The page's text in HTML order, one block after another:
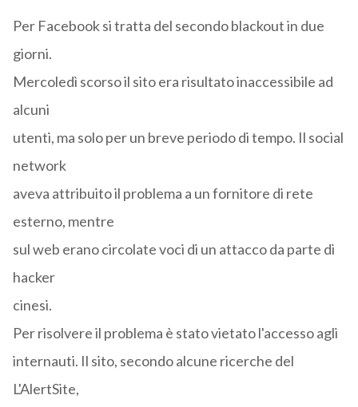
Per Facebook si tratta del secondo blackout in due
giorni.
Mercoledì scorso il sito era risultato inaccessibile ad
alcuni
utenti, ma solo per un breve periodo di tempo. Il social
network
aveva attribuito il problema a un fornitore di rete
esterno, mentre
sul web erano circolate voci di un attacco da parte di
hacker
cinesi.
Per risolvere il problema è stato vietato l'accesso agli
internauti. Il sito, secondo alcune ricerche del
L'AlertSite,